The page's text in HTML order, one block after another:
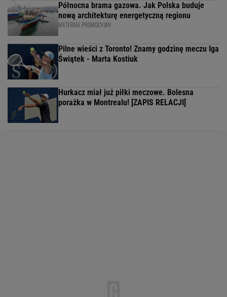
Północna brama gazowa. Jak Polska buduje
nową architekturę energetyczną regionu
MATERIAŁ PROMOCYJNY
Pilne wieści z Toronto! Znamy godzinę meczu Iga
Świątek - Marta Kostiuk
Hurkacz miał już piłki meczowe. Bolesna
porażka w Montrealu! [ZAPIS RELACJI]